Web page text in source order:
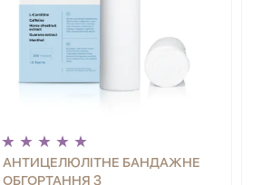
АНТИЦЕЛЮЛІТНЕ БАНДАЖНЕ
ОБГОРТАННЯ З